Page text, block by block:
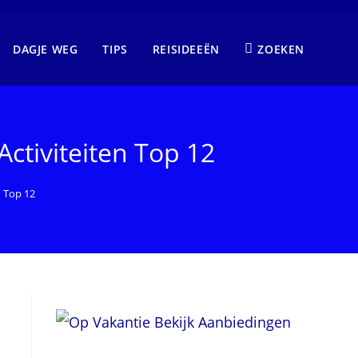
DAGJE WEG TIPS REISIDEEËN ZOEKEN
Top 12
12